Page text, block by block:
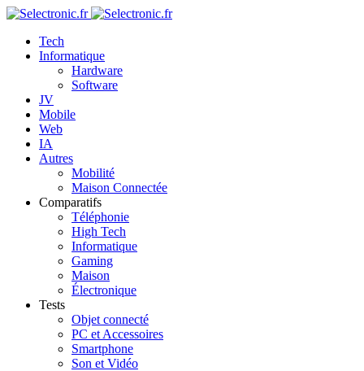
Tech
Informatique
Hardware
Software
JV
Mobile
Web
IA
Autres
Mobilité
Maison Connectée
Comparatifs
Téléphonie
High Tech
Informatique
Gaming
Maison
Électronique
Tests
Objet connecté
PC et Accessoires
Smartphone
Son et Vidéo